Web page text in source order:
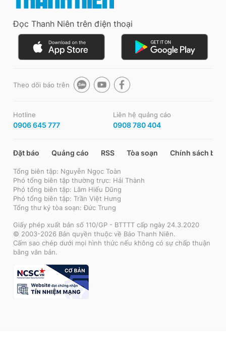
Đọc Thanh Niên trên điện thoại
Theo dõi báo trên
Hotline
0906 645 777
Liên hệ quảng cáo
0908 780 404
Đặt báo Quảng cáo RSS Tòa soạn Chính sách bảo
Tổng biên tập: Nguyễn Ngọc Toàn
Phó tổng biên tập thường trực: Hải Thành
Phó tổng biên tập: Lâm Hiếu Dũng
Phó tổng biên tập: Trần Việt Hưng
Tổng thư ký tòa soạn: Đức Trung
Giấy phép xuất bản số 110/GP - BTTTT cấp ngày 24.3.2020
© 2003-2026 Bản quyền thuộc về Báo Thanh Niên.
Cấm sao chép dưới mọi hình thức nếu không có sự chấp thuận
bằng văn bản.